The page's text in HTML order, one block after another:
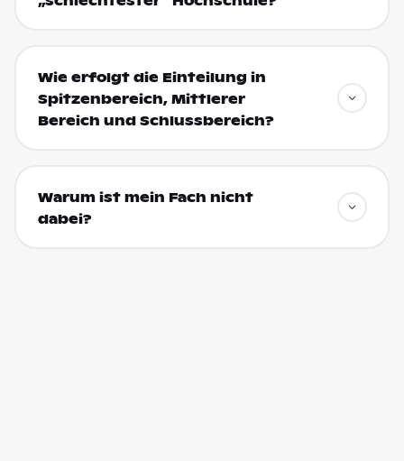
Wie erfolgt die Einteilung in
Spitzenbereich, Mittlerer
Bereich und Schlussbereich?
Warum ist mein Fach nicht
dabei?